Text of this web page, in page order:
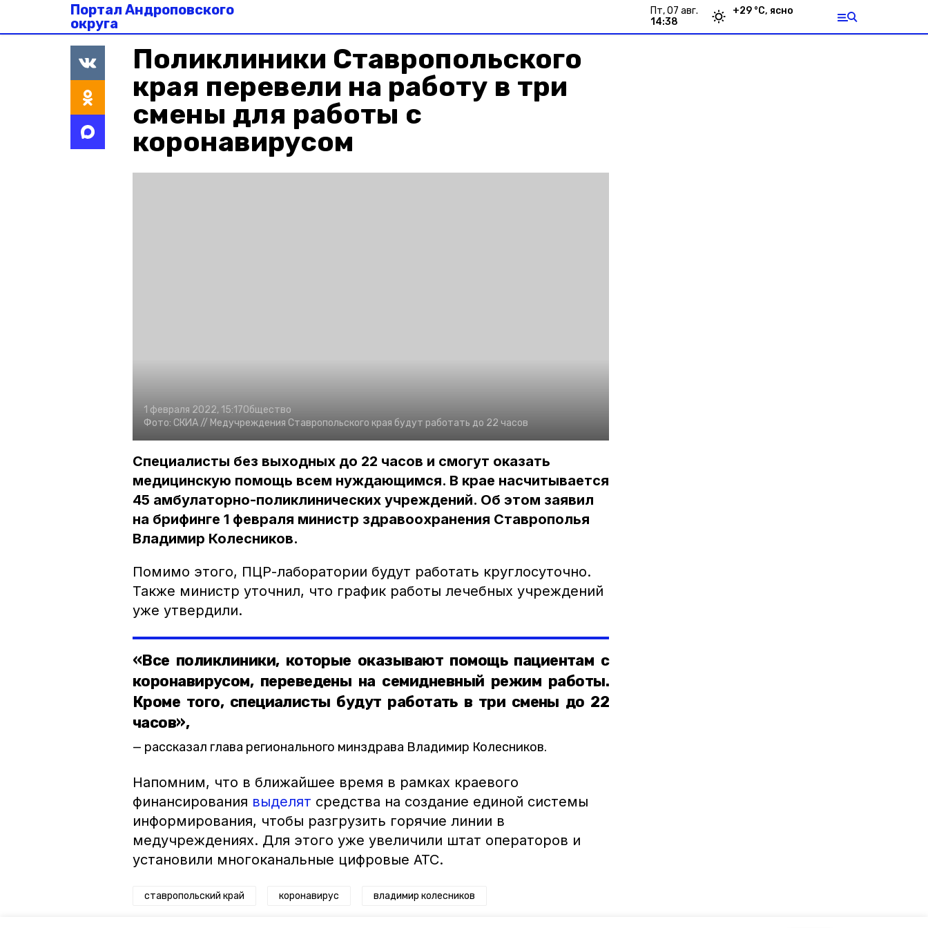
Портал Андроповского
округа
пт, 07 авг.
14:38
+29 °С, ясно
Поликлиники Ставропольского
края перевели на работу в три
смены для работы с
коронавирусом
1 февраля 2022, 15:17Общество
Фото: СКИА // Медучреждения Ставропольского края будут работать до 22 часов
Специалисты без выходных до 22 часов и смогут оказать
медицинскую помощь всем нуждающимся. В крае насчитывается
45 амбулаторно-поликлинических учреждений. Об этом заявил
на брифинге 1 февраля министр здравоохранения Ставрополья
Владимир Колесников.
Помимо этого, ПЦР-лаборатории будут работать круглосуточно.
Также министр уточнил, что график работы лечебных учреждений
уже утвердили.
«Все поликлиники, которые оказывают помощь пациентам с
коронавирусом, переведены на семидневный режим работы.
Кроме того, специалисты будут работать в три смены до 22
часов»,
рассказал глава регионального минздрава Владимир Колесников.
Напомним, что в ближайшее время в рамках краевого
финансирования выделят средства на создание единой системы
информирования, чтобы разгрузить горячие линии в
медучреждениях. Для этого уже увеличили штат операторов и
установили многоканальные цифровые АТС.
ставропольский край коронавирус владимир колесников